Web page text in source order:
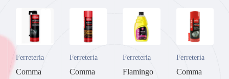
Ferretería
Comma
Ferretería
Comma
Ferretería
Flamingo
Ferretería
Comma